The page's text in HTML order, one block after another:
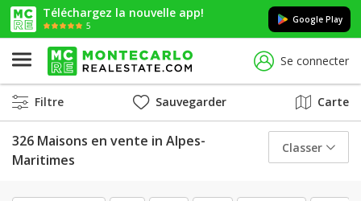
Téléchargez la nouvelle app!
5
Google Play
Se connecter
Filtre Sauvegarder Carte
326 Maisons en vente in Alpes-
Maritimes
Classer